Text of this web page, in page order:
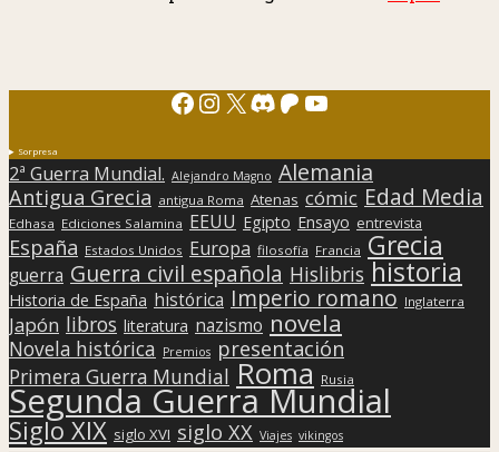
Facebook
Instagram
X Discord
Patreon
YouTube
Sorpresa
2ª Guerra Mundial. Alejandro Magno Alemania
Antigua Grecia antigua Roma Atenas cómic Edad Media
Edhasa Ediciones Salamina EEUU Egipto Ensayo entrevista
España Estados Unidos Europa filosofía Francia Grecia
guerra Guerra civil española Hislibris historia
Historia de España histórica Imperio romano Inglaterra
Japón libros literatura nazismo novela
Novela histórica Premios presentación
Primera Guerra Mundial Roma Rusia
Segunda Guerra Mundial
Siglo XIX siglo XVI siglo XX Viajes vikingos